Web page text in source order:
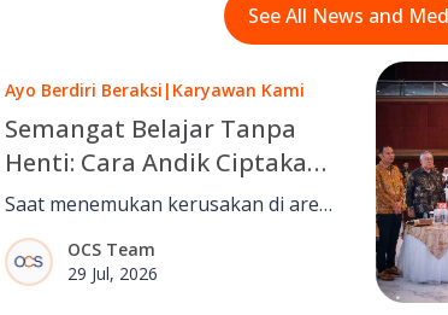
See All News and
Ayo Berdiri Beraksi | Karyawan Kami
Semangat Belajar Tanpa
Henti: Cara Andik Ciptakan
Nilai Berkelanjutan bagi
Pelanggan
Saat menemukan kerusakan di area
kerja, Andik fokus berupaya
memahami penyebab masalah dan
mencari cara terbaik untuk
OCS Team
29 Jul, 2026